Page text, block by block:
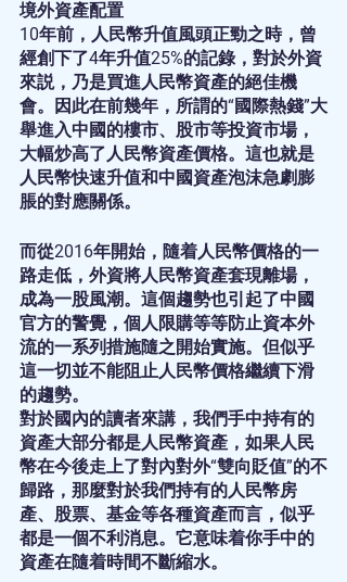
境外資產配置
10年前，人民幣升值風頭正勁之時，曾
經創下了4年升值25%的記錄，對於外資
來説，乃是買進人民幣資產的絕佳機
會。因此在前幾年，所謂的“國際熱錢”大
舉進入中國的樓市、股市等投資市場，
大幅炒高了人民幣資產價格。這也就是
人民幣快速升值和中國資產泡沫急劇膨
脹的對應關係。
而從2016年開始，隨着人民幣價格的一
路走低，外資將人民幣資產套現離場，
成為一股風潮。這個趨勢也引起了中國
官方的警覺，個人限購等等防止資本外
流的一系列措施隨之開始實施。但似乎
這一切並不能阻止人民幣價格繼續下滑
的趨勢。
對於國內的讀者來講，我們手中持有的
資產大部分都是人民幣資產，如果人民
幣在今後走上了對內對外“雙向貶值”的不
歸路，那麼對於我們持有的人民幣房
產、股票、基金等各種資產而言，似乎
都是一個不利消息。它意味着你手中的
資產在隨着時間不斷縮水。